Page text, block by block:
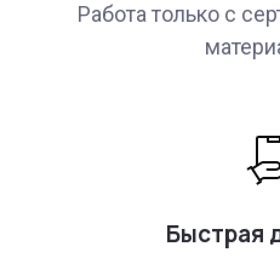
Работа только с
Быстрая